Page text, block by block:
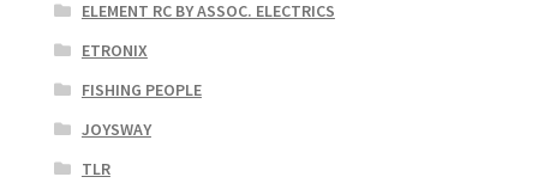
ELEMENT RC BY ASSOC. ELECTRICS
ETRONIX
FISHING PEOPLE
JOYSWAY
TLR